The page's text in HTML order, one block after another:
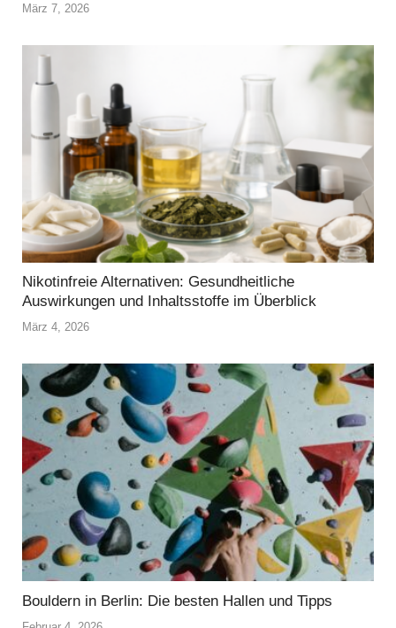
März 7, 2026
Nikotinfreie Alternativen: Gesundheitliche
Auswirkungen und Inhaltsstoffe im Überblick
März 4, 2026
Bouldern in Berlin: Die besten Hallen und Tipps